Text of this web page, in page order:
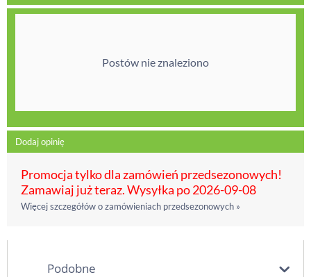
Postów nie znaleziono
Dodaj opinię
Promocja tylko dla zamówień przedsezonowych!
Zamawiaj już teraz. Wysyłka po 2026-09-08
Więcej szczegółów o zamówieniach przedsezonowych »
Podobne